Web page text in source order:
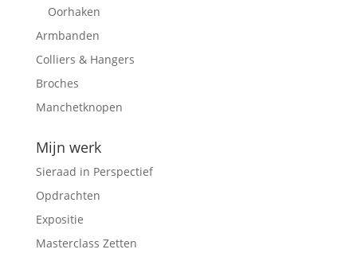
Oorhaken
Armbanden
Colliers & Hangers
Broches
Manchetknopen
Mijn werk
Sieraad in Perspectief
Opdrachten
Expositie
Masterclass Zetten